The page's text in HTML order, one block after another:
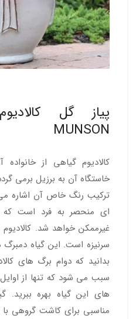
MUNSON
کالادیوم گیاهی از
خاستگاه آن به برزیل برمی
ترکیب رنگ خاص آن اشاره می
ای منحصر به فرد است
غیرممکن خواهد شد.
سرنیزه است. این گیاه
بدانید که دوام برگ های
سبب می شود که تنها از اوایل
های این گیاه بهره ببرید.
مناسبی برای کاشت گروهی با